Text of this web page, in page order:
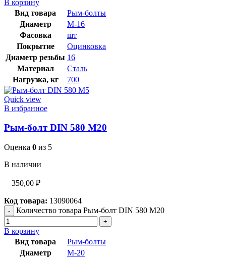
В корзину
Вид товара
Рым-болты
Диаметр
М-16
Фасовка
шт
Покрытие
Оцинковка
Диаметр резьбы 16
Материал
Сталь
Нагрузка, кг
700
Quick view
В избранное
Рым-болт DIN 580 М20
Оценка 0 из 5
В наличии
350,00 ₽
Код товара: 13090064
Количество товара Рым-болт DIN 580 М20
В корзину
Вид товара
Рым-болты
Диаметр
М-20